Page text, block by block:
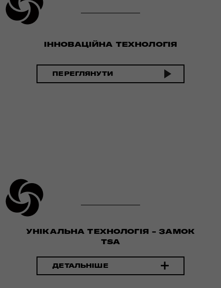
ІННОВАЦІЙНА ТЕХНОЛОГІЯ
ПЕРЕГЛЯНУТИ
УНІКАЛЬНА ТЕХНОЛОГІЯ - ЗАМОК
TSA
ДЕТАЛЬНІШЕ